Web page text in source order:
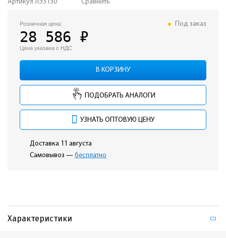
Низковольтные
Для ЖКХ
Архитектурные
Аварийные
Опоры освещения и консоли
Бактерицидные рециркуляторы
Артикул ЛЭ3130 Сравнить
Розничная цена:
28 586 ₽
Цена указана с НДС
Под заказ
В КОРЗИНУ
ПОДОБРАТЬ АНАЛОГИ
УЗНАТЬ ОПТОВУЮ ЦЕНУ
Доставка 11 августа
Самовывоз — бесплатно
Характеристики